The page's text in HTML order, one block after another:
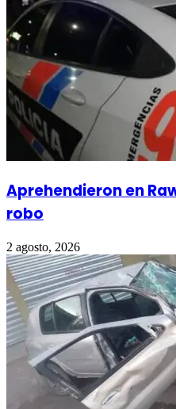
Aprehendieron en
robo
2 agosto, 2026